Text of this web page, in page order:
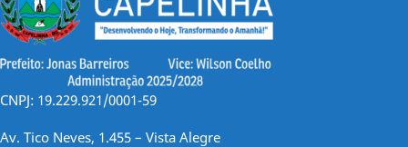
CNPJ: 19.229.921/0001-59
Av. Tico Neves, 1.455 – Vista Alegre